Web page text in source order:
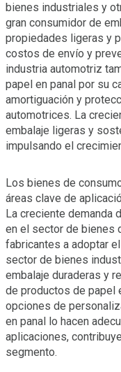
bienes industriales y
gran consumidor de
propiedades ligeras y
costos de envío y
industria automotriz
papel en panal por su
amortiguación y
automotrices. La
embalaje ligeras y
impulsando el
Los bienes de
áreas clave de
La creciente demanda
en el sector de bienes
fabricantes a adoptar
sector de bienes
embalaje duraderas y
de productos de papel
opciones de
en panal lo hacen
aplicaciones,
segmento.